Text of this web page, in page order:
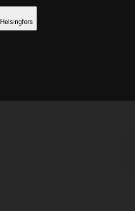
Helsingfors